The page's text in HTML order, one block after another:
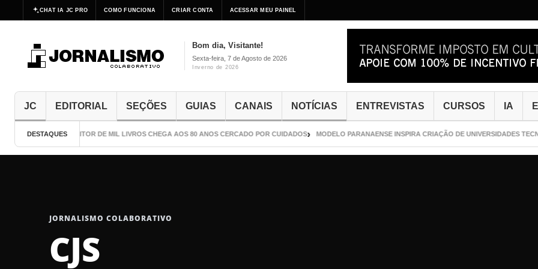
CHAT IA JC PRO COMO FUNCIONA CRIAR CONTA ACESSAR MEU PAINEL
Bom dia, Visitante!
Sexta-feira, 7 de Agosto de 2026
Inverno de 2026
JC EDITORIAL SEÇÕES GUIAS CANAIS NOTÍCIAS ENTREVISTAS CURSOS IA
DESTAQUES
O ESCRITOR DE MIL LIVROS CHEGA AOS 80 ANOS CERCADO POR CUIDADOS MODELO PARANAENSE INSPIRA CRIAÇÃO DE UNIVERSIDADES
JORNALISMO COLABORATIVO
CJS